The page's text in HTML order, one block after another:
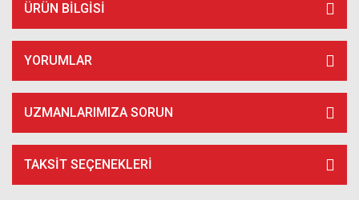
ÜRÜN BILGISI
YORUMLAR
UZMANLARIMIZA SORUN
TAKSIT SEÇENEKLERI